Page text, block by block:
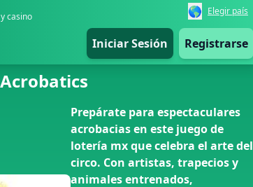
casino 🌎 Elegir país
Iniciar Sesión Registrarse
Prepárate para espectaculares
acrobacias en este juego de
lotería mx que celebra el arte del
circo. Con artistas, trapecios y
animales entrenados,